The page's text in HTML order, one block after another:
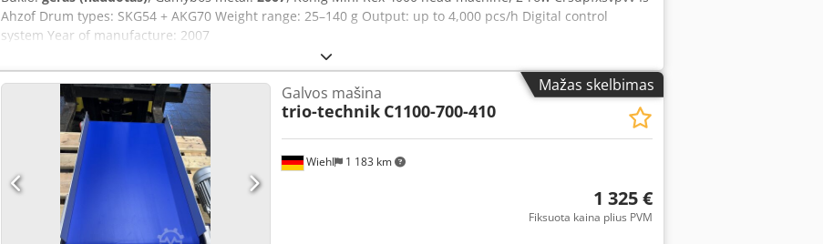
Ahzof Drum types: SKG54 + AKG70 Weight range: 25–140 g Output: up to 4,000 pcs/h Digital control
system Year of manufacture: 2007
Mažas skelbimas
Wiehl 1 183 km
Galvos mašina
trio-technik C1100-700-410
1 325 €
Fiksuota kaina plius PVM